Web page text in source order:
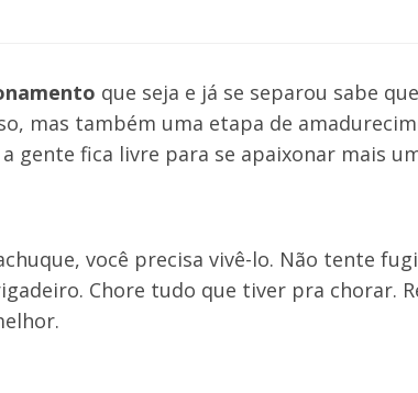
que seja e já se separou sabe
mas também uma etapa de
gente fica livre para se apaixonar mais
você precisa vivê-lo. Não tente
Chore tudo que tiver pra chorar.